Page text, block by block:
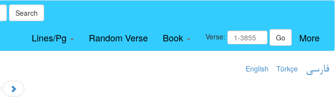
Search
Lines/Pg Random Verse Book Verse: Go More
English Türkçe فارسی